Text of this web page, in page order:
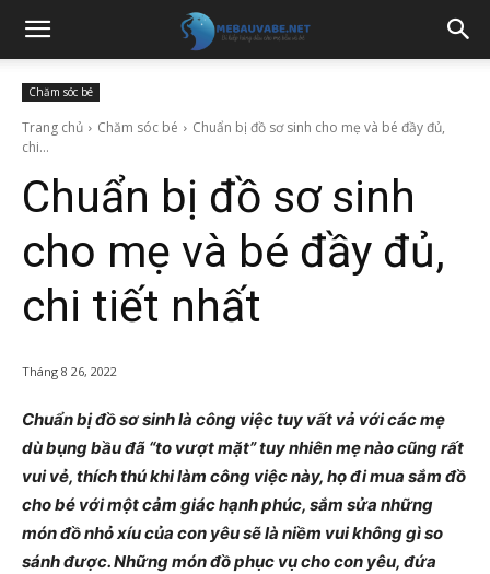
Chăm sóc bé
Trang chủ Chăm sóc bé
Chuẩn bị đồ sơ sinh cho mẹ và bé đầy đủ,
chi...
Chuẩn bị đồ sơ sinh
cho mẹ và bé đầy đủ,
chi tiết nhất
Tháng 8 26, 2022
Chuẩn bị đồ sơ sinh là công việc tuy vất vả với các mẹ
dù bụng bầu đã “to vượt mặt” tuy nhiên mẹ nào cũng rất
vui vẻ, thích thú khi làm công việc này, họ đi mua sắm đồ
cho bé với một cảm giác hạnh phúc, sắm sửa những
món đồ nhỏ xíu của con yêu sẽ là niềm vui không gì so
sánh được. Những món đồ phục vụ cho con yêu, đứa